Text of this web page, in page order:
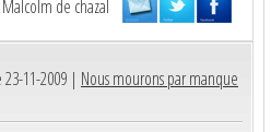
Malcolm de chazal
23-11-2009 | Nous mourons par manque